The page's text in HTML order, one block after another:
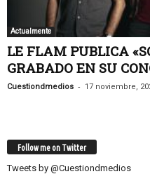
Actualmente
LE FLAM PUBLICA
GRABADO EN SU
Cuestiondmedios - 17 noviembre,
Follow me on Twitter
Tweets by @Cuestiondmedios